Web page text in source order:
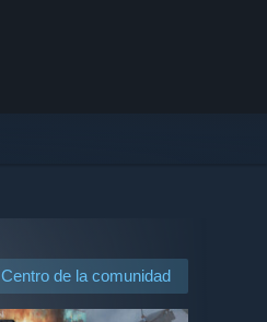
Centro de la comunidad